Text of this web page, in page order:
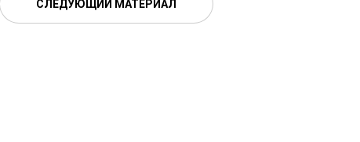
СЛЕДУЮЩИЙ МАТЕРИАЛ